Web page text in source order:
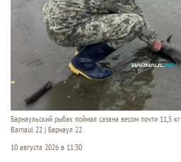
Барнаульский рыбак поймал сазана весом почти 11,5 кг
Barnaul 22 | Барнаул 22
10 августа 2026 в 11:30